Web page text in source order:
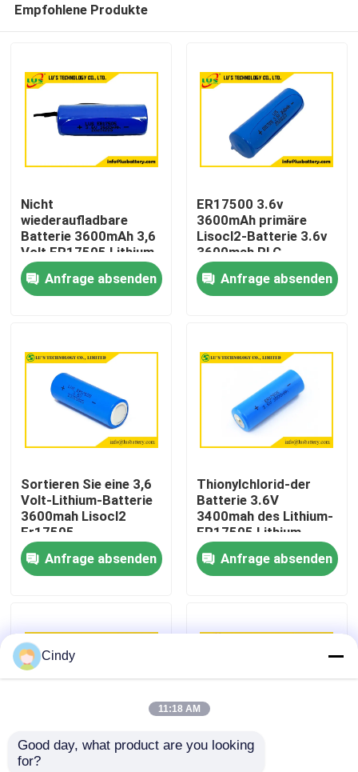
Produkte
Über uns
Qualitätskontrolle
Treten Sie mit uns in Verbindung
Fälle
Lithium-Thionylchlorid-Batterie
Lithium-Mangan-Dioxid-Batterie
Empfohlene Produkte
Nicht
wiederaufladbare
Batterie 3600mAh 3,6
Volt ER17505 Lithium
Thionylchlorid
Batterie
kundenspezifische
Anfrage absenden
ER17500 3.6v
3600mAh primäre
Lisocl2-Batterie 3.6v
3600mah PLC
Lithiumbatteriepaket
OEMAnfrage absenden
Sortieren Sie eine 3,6
Volt-Lithium-Batterie
3600mah Lisocl2
Er17505
Anfrage absenden
Thionylchlorid-der
Batterie 3.6V
3400mah des Lithium-
ER17505 Lithium-
Batterien ER17500 ein
Batterien 3.6v der
Größe lisocl2
Anfrage absenden
Des Lithium-ER17505
Cindy
11:18 AM
Good day, what product are you looking
for?